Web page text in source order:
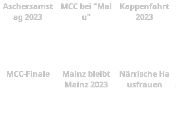
Aschersamst
ag 2023
MCC bei "Mal
u"
Kappenfahrt
2023
MCC-Finale
Mainz bleibt
Mainz 2023
Närrische Ha
usfrauen